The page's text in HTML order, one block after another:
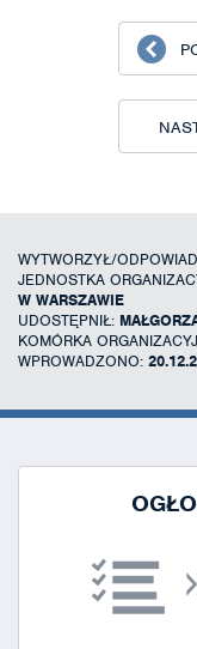
WYTWORZYŁ/
JEDNOSTKA
W WARSZAWIE
UDOSTĘPNIŁ:
KOMÓRKA
WPROWADZONO: